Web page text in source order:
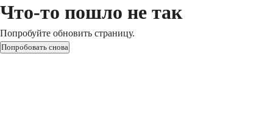
Что-то пошло не так
Попробуйте обновить страницу.
Попробовать снова